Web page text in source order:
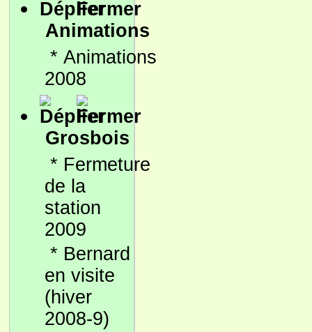
Animations
* Animations
2008
Grosbois
* Fermeture
de la
station
2009
* Bernard
en visite
(hiver
2008-9)